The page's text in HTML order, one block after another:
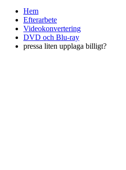
Hem
Efterarbete
Videokonvertering
DVD och Blu-ray
pressa liten upplaga billigt?